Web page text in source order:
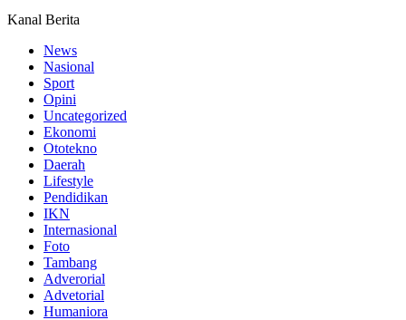
Kanal Berita
News
Nasional
Sport
Opini
Uncategorized
Ekonomi
Ototekno
Daerah
Lifestyle
Pendidikan
IKN
Internasional
Foto
Tambang
Adverorial
Advetorial
Humaniora